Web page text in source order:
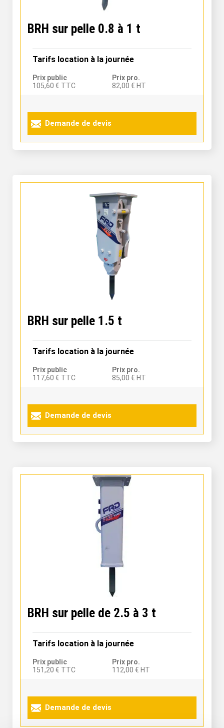
BRH sur pelle 0.8 à 1 t
Tarifs location à la journée
Prix public
105,60 € TTC
Prix pro.
82,00 € HT
Demande de devis
BRH sur pelle 1.5 t
Tarifs location à la journée
Prix public
117,60 € TTC
Prix pro.
85,00 € HT
Demande de devis
BRH sur pelle de 2.5 à 3 t
Tarifs location à la journée
Prix public
151,20 € TTC
Prix pro.
112,00 € HT
Demande de devis